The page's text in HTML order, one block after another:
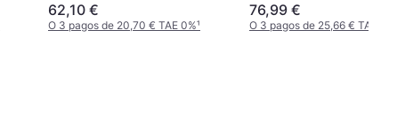
62,10 €
O 3 pagos de 20,70 € TAE 0%¹
76,99 €
O 3 pagos de 25,66 € TAE 0%